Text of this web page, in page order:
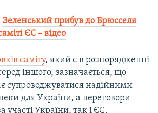
Зеленський прибув до Брюсселя
ЄС – відео
саміту, який є в розпорядженні
іншого, зазначається, що
супроводжуватися надійними
для України, а переговори
участі України, так і ЄС.